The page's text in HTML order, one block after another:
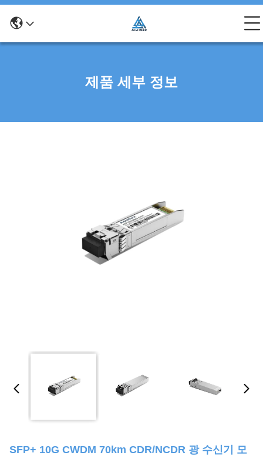
제품 세부 정보
SFP+ 10G CWDM 70km CDR/NCDR 광 수신기 모